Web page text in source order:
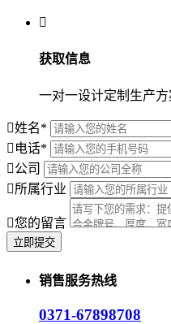
获取信息
一对一设计定制生产方
姓名*
电话*
公司
所属行业
您的留言
销售服务热线
0371-67898708